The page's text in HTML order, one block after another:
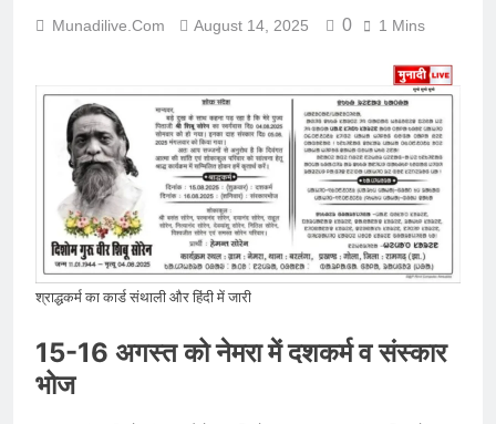
Munadilive.com August 14, 2025 0 1 Mins
श्राद्धकर्म का कार्ड संथाली और हिंदी में जारी
15-16 अगस्त को नेमरा में दशकर्म व संस्कार
भोज